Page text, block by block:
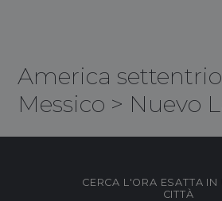
America
Messico > Nuevo
CERCA L'ORA ESATTA IN
CITTÀ